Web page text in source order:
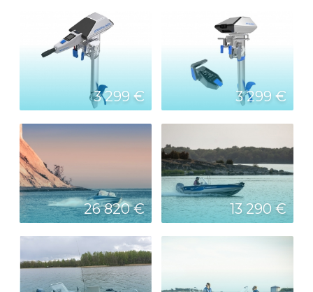
3 299 € 3 299 €
26 820 € 13 290 €